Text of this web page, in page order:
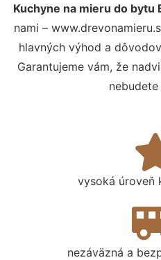
Kuchyne na mieru do bytu
nami –
hlavných výhod a
Garantujeme vám, že
vysoká úroveň
nezáväzná a